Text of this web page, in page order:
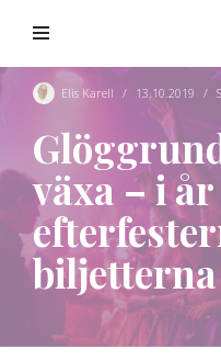
innehåll
Elis Karell 13.10.2019
växa – i
biljetterna